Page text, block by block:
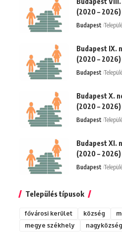
(2020 – 2026)
Budapest
Budapest IX.
(2020 – 2026)
Budapest
Budapest X.
(2020 – 2026)
Budapest
Budapest XI.
(2020 – 2026)
Budapest
Település típusok
fővárosi kerület község
megye székhely
nagyközség